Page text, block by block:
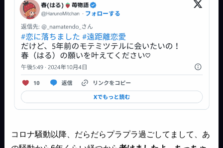
コロナ騒動以降、だらだらプラプラ過ごしてまして、あ